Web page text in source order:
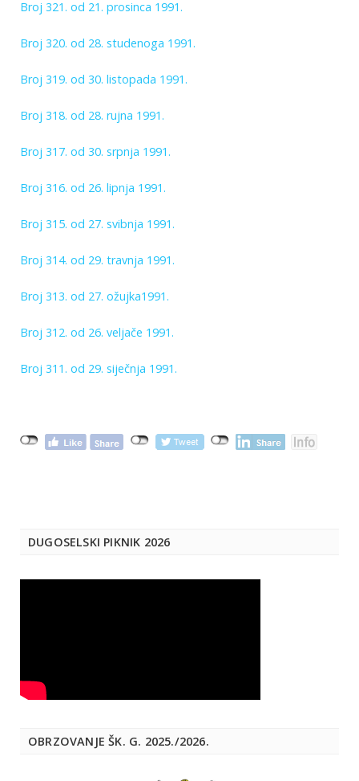
Broj 321. od 21. prosinca 1991.
Broj 320. od 28. studenoga 1991.
Broj 319. od 30. listopada 1991.
Broj 318. od 28. rujna 1991.
Broj 317. od 30. srpnja 1991.
Broj 316. od 26. lipnja 1991.
Broj 315. od 27. svibnja 1991.
Broj 314. od 29. travnja 1991.
Broj 313. od 27. ožujka1991.
Broj 312. od 26. veljače 1991.
Broj 311. od 29. siječnja 1991.
DUGOSELSKI PIKNIK 2026
OBRZOVANJE ŠK. G. 2025./2026.